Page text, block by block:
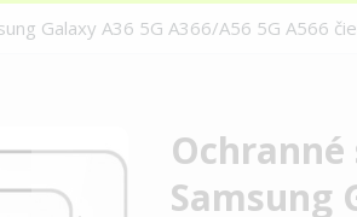
Galaxy A36 5G A366/A56 5G A566
Ochranné
Samsung